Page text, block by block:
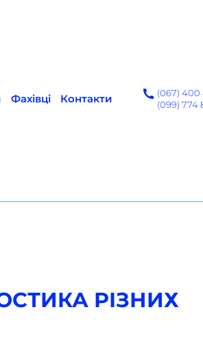
Фахівці Контакти
(067) 400
(099) 774
РІЗНИХ